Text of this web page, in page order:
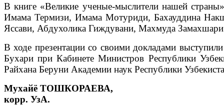
В книге «Великие ученые-мыслители нашей
Имама Термизи, Имама Мотуриди, Бахауддина
Яссави, Абдухолика Гиждувани, Махмуда
В ходе презентации со своими докладами
Бухари при Кабинете Министров Республики
Райхана Беруни Академии наук Республики
Мухайё ТОШКОРАЕВА,
корр. УзА.